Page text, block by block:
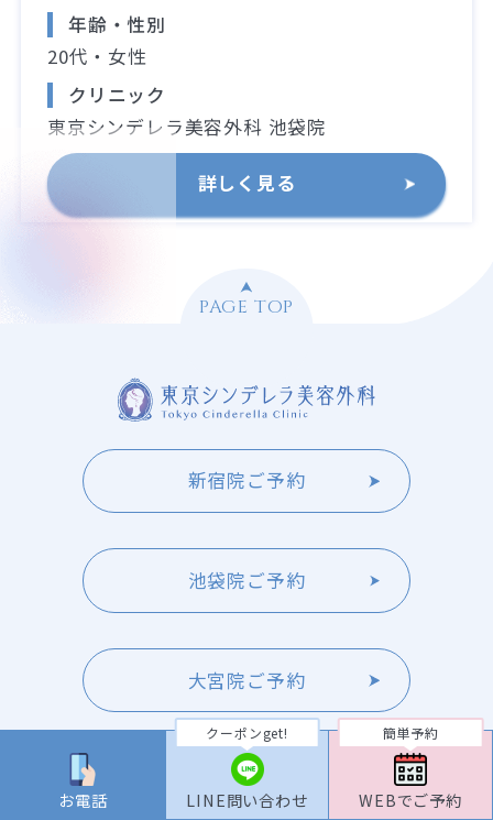
お電話
クーポンget!
LINE問い合わせ
簡単予約
WEBでご予約
年齢・性別
20代・女性
クリニック
東京シンデレラ美容外科 池袋院
詳しく見る
PAGE TOP
新宿院ご予約
池袋院ご予約
大宮院ご予約
横浜院ご予約